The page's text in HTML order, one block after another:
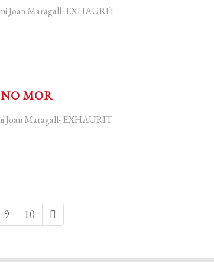
Joan Maragall- EXHAURIT
MOR
Joan Maragall- EXHAURIT
9 10